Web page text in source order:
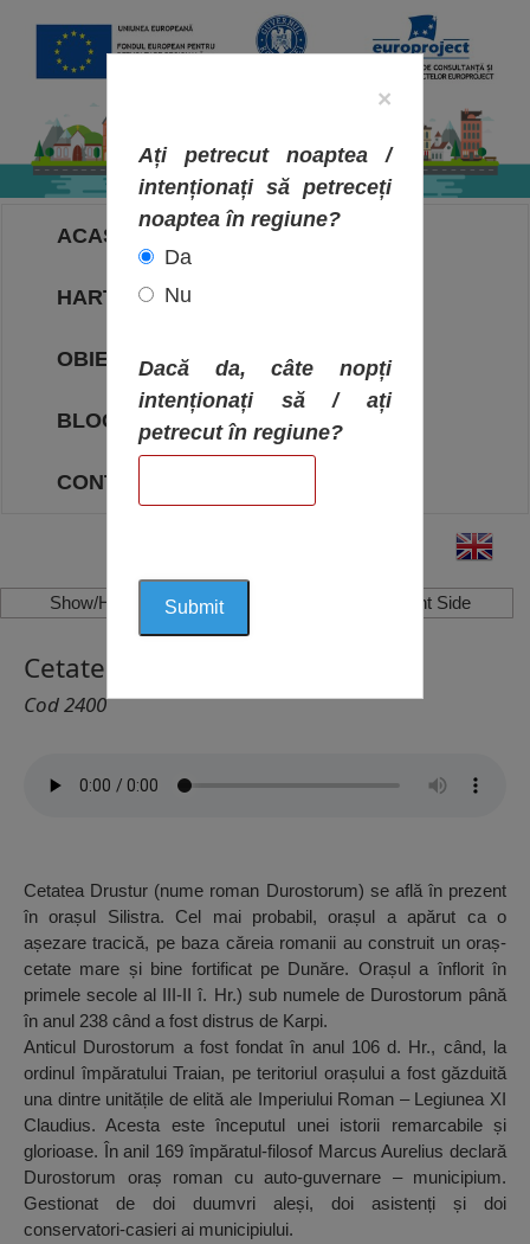
ACASA
HARTA OBIECTIVELOR
OBIECTIVE
BLOG
CONTACT
Show/Hide Left Side Show/Hide Right Side
Cetatea Durostorum, Silistra
Cod 2400
Cetatea Drustur (nume roman Durostorum) se află în prezent
în orașul Silistra. Cel mai probabil, orașul a apărut ca o
așezare tracică, pe baza căreia romanii au construit un oraș-
cetate mare și bine fortificat pe Dunăre. Orașul a înflorit în
primele secole al III-II î. Hr.) sub numele de Durostorum până
în anul 238 când a fost distrus de Karpi.
Anticul Durostorum a fost fondat în anul 106 d. Hr., când, la
ordinul împăratului Traian, pe teritoriul orașului a fost găzduită
una dintre unitățile de elită ale Imperiului Roman – Legiunea XI
Claudius. Acesta este începutul unei istorii remarcabile și
glorioase. În anil 169 împăratul-filosof Marcus Aurelius declară
Durostorum oraș roman cu auto-guvernare – municipium.
Gestionat de doi duumvri aleși, doi asistenți și doi
conservatori-casieri ai municipiului.
×
Ați petrecut noaptea /
intenționați să petreceți
noaptea în regiune?
Da
Nu
Dacă da, câte nopți
intenționați să / ați
petrecut în regiune?